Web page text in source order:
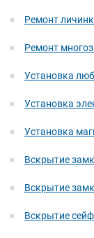
Ремонт
Ремонт
Установка
Установка
Установка
Вскрытие
Вскрытие
Вскрытие